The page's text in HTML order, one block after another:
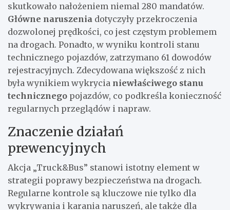
skutkowało nałożeniem niemal 280 mandatów.
Główne naruszenia dotyczyły przekroczenia
dozwolonej prędkości, co jest częstym problemem
na drogach. Ponadto, w wyniku kontroli stanu
technicznego pojazdów, zatrzymano 61 dowodów
rejestracyjnych. Zdecydowana większość z nich
była wynikiem wykrycia niewłaściwego stanu
technicznego pojazdów, co podkreśla konieczność
regularnych przeglądów i napraw.
Znaczenie działań
prewencyjnych
Akcja „Truck&Bus” stanowi istotny element w
strategii poprawy bezpieczeństwa na drogach.
Regularne kontrole są kluczowe nie tylko dla
wykrywania i karania naruszeń, ale także dla